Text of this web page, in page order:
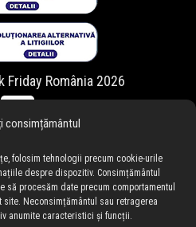
consimțământul
folosim tehnologii precum cookie-urile
despre dispozitiv. Consimțământul
să procesăm date precum comportamentul
Neconsimțământul sau retragerea
anumite caracteristici și funcții.
Friday România 2026